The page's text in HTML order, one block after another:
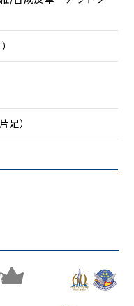
ちょっとした雨や雪
足）
2